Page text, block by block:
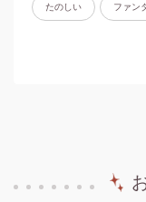
たのしい ファン